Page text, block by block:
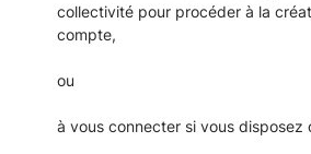
collectivité pour procéder à la
compte,
ou
à vous connecter si vous disposez